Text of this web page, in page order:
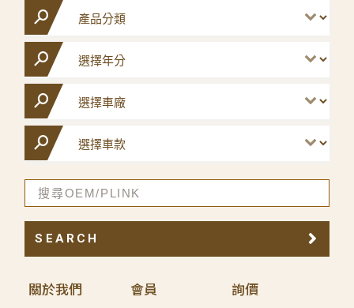
關於我們 會員 詢價
SEARCH